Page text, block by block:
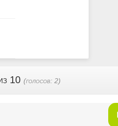
10 (голосов: 2)